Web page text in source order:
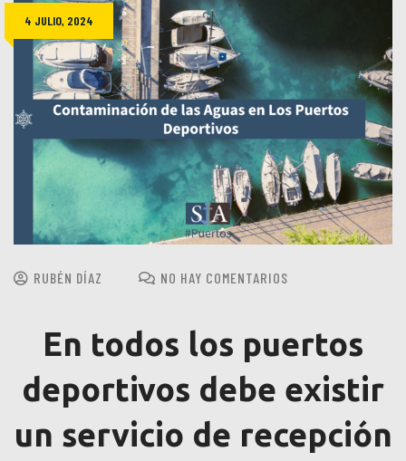
4 JULIO, 2024
RUBÉN DÍAZ NO HAY COMENTARIOS
En todos los puertos
deportivos debe existir
un servicio de recepción